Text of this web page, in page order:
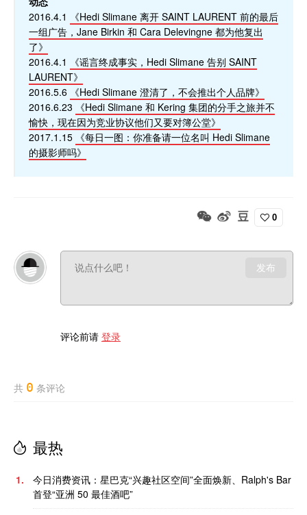
2016.4.1
《Hedi Slimane 离开 SAINT LAURENT 前的最后
一组广告，Jane Birkin 和 Cara Delevingne 都为他复出
了》
2016.4.1
《谣言终成事实，Hedi Slimane 告别 SAINT
LAURENT》
2016.5.6 《Hedi Slimane 澄清了，不会推出个人品牌》
2016.6.23
《Hedi Slimane 和 Kering 集团的分手之旅并不
愉快，现在因为竞业协议他们又要对簿公堂》
2017.1.15 《每日一图：你准备请一位名叫 Hedi Slimane
的摄影师吗》
0
发布
评论前请 登录
共 0 条评论
最热
1.
今日消费资讯：星巴克“兴趣社区空间”全面焕新、Ralph's Bar
首登“亚洲 50 最佳酒吧”